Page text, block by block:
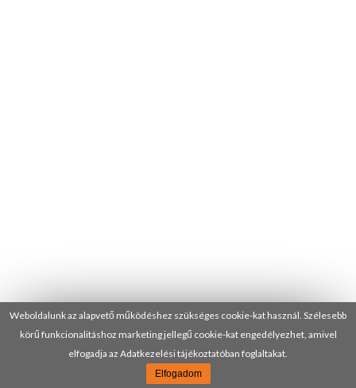
Weboldalunk az alapvető működéshez szükséges cookie-kat használ. Szélesebb
körű funkcionalitáshoz marketing jellegű cookie-kat engedélyezhet, amivel
elfogadja az Adatkezelési tájékoztatóban foglaltakat.
Elfogadom